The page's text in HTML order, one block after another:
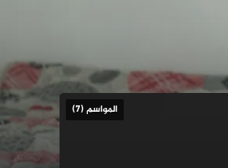
المواسم (7)